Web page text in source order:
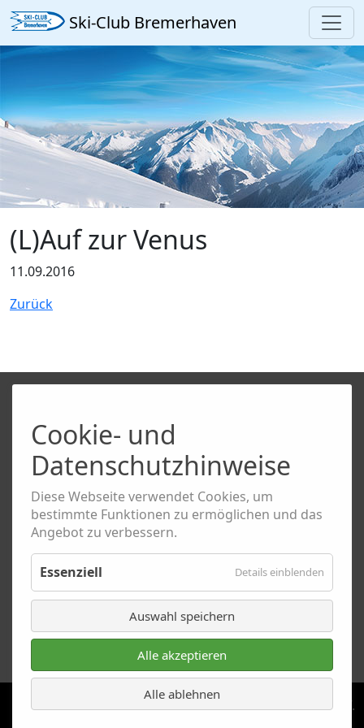
Ski-Club Bremerhaven
(L)Auf zur Venus
11.09.2016
Zurück
Copyright © 2026 Ski-Club Bremerhaven von 1961 e.V.
Cookie- und
Datenschutzhinweise
Diese Webseite verwendet Cookies, um
bestimmte Funktionen zu ermöglichen und das
Angebot zu verbessern.
Essenziell Details einblenden
Auswahl speichern
Alle akzeptieren
Alle ablehnen